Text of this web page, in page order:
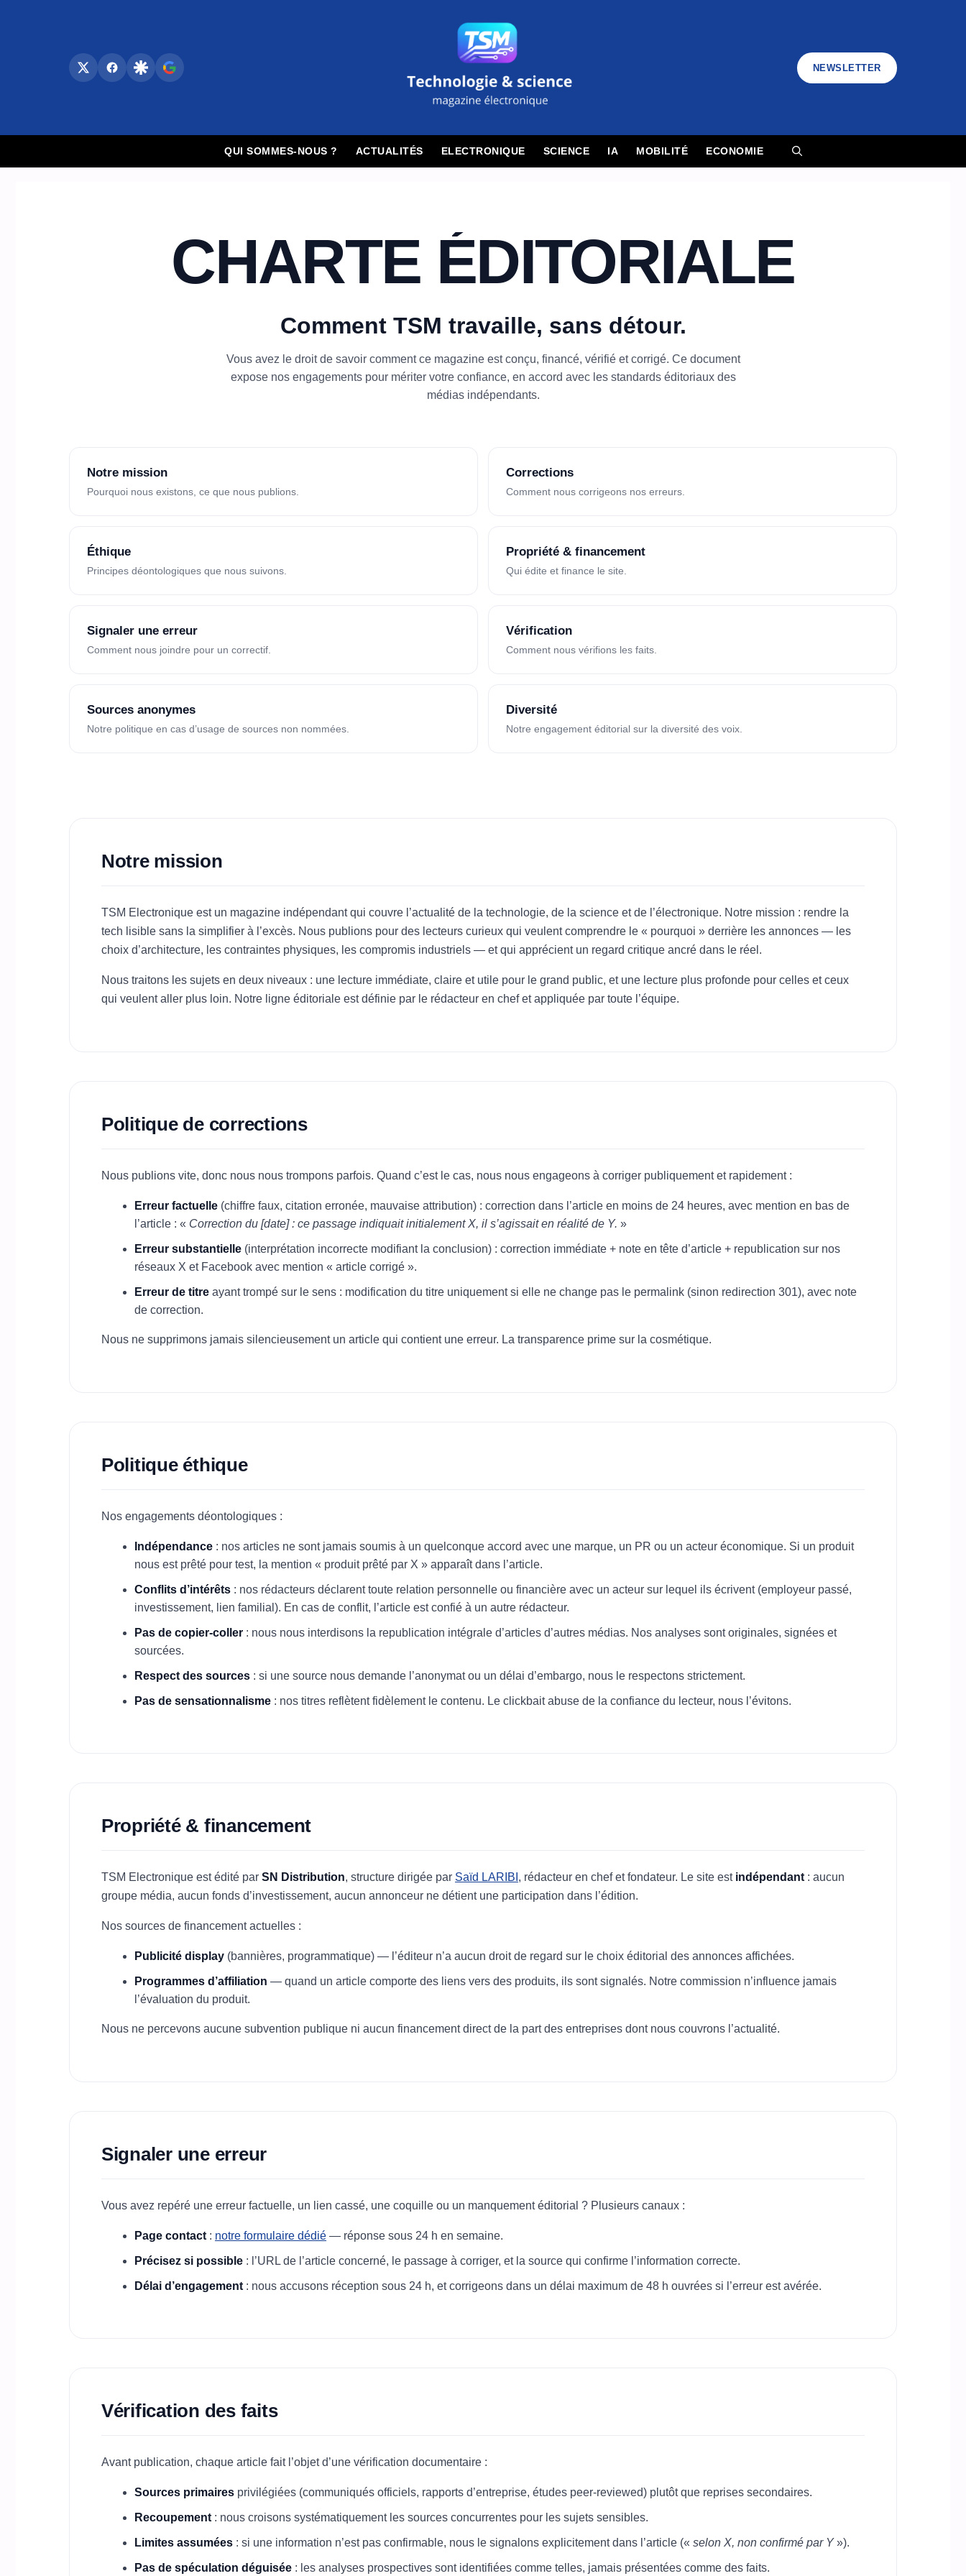
NEWSLETTER
QUI SOMMES-NOUS ? ACTUALITÉS ELECTRONIQUE SCIENCE IA MOBILITÉ ECONOMIE
CHARTE ÉDITORIALE
Comment TSM travaille, sans détour.
Vous avez le droit de savoir comment ce magazine est conçu, financé, vérifié et corrigé. Ce document
expose nos engagements pour mériter votre confiance, en accord avec les standards éditoriaux des
médias indépendants.
Notre mission
Pourquoi nous existons, ce que nous publions.
Corrections
Comment nous corrigeons nos erreurs.
Éthique
Principes déontologiques que nous suivons.
Propriété & financement
Qui édite et finance le site.
Signaler une erreur
Comment nous joindre pour un correctif.
Vérification
Comment nous vérifions les faits.
Sources anonymes
Notre politique en cas d’usage de sources non nommées.
Diversité
Notre engagement éditorial sur la diversité des voix.
Notre mission
TSM Electronique est un magazine indépendant qui couvre l’actualité de la technologie, de la science et de l’électronique. Notre mission : rendre la
tech lisible sans la simplifier à l’excès. Nous publions pour des lecteurs curieux qui veulent comprendre le « pourquoi » derrière les annonces — les
choix d’architecture, les contraintes physiques, les compromis industriels — et qui apprécient un regard critique ancré dans le réel.
Nous traitons les sujets en deux niveaux : une lecture immédiate, claire et utile pour le grand public, et une lecture plus profonde pour celles et ceux
qui veulent aller plus loin. Notre ligne éditoriale est définie par le rédacteur en chef et appliquée par toute l’équipe.
Politique de corrections
Nous publions vite, donc nous nous trompons parfois. Quand c’est le cas, nous nous engageons à corriger publiquement et rapidement :
Erreur factuelle (chiffre faux, citation erronée, mauvaise attribution) : correction dans l’article en moins de 24 heures, avec mention en bas de
l’article : « Correction du [date] : ce passage indiquait initialement X, il s’agissait en réalité de Y. »
Erreur substantielle (interprétation incorrecte modifiant la conclusion) : correction immédiate + note en tête d’article + republication sur nos
réseaux X et Facebook avec mention « article corrigé ».
Erreur de titre ayant trompé sur le sens : modification du titre uniquement si elle ne change pas le permalink (sinon redirection 301), avec note
de correction.
Nous ne supprimons jamais silencieusement un article qui contient une erreur. La transparence prime sur la cosmétique.
Politique éthique
Nos engagements déontologiques :
Indépendance : nos articles ne sont jamais soumis à un quelconque accord avec une marque, un PR ou un acteur économique. Si un produit
nous est prêté pour test, la mention « produit prêté par X » apparaît dans l’article.
Conflits d’intérêts : nos rédacteurs déclarent toute relation personnelle ou financière avec un acteur sur lequel ils écrivent (employeur passé,
investissement, lien familial). En cas de conflit, l’article est confié à un autre rédacteur.
Pas de copier-coller : nous nous interdisons la republication intégrale d’articles d’autres médias. Nos analyses sont originales, signées et
sourcées.
Respect des sources : si une source nous demande l’anonymat ou un délai d’embargo, nous le respectons strictement.
Pas de sensationnalisme : nos titres reflètent fidèlement le contenu. Le clickbait abuse de la confiance du lecteur, nous l’évitons.
Propriété & financement
TSM Electronique est édité par SN Distribution, structure dirigée par Saïd LARIBI , rédacteur en chef et fondateur. Le site est indépendant : aucun
groupe média, aucun fonds d’investissement, aucun annonceur ne détient une participation dans l’édition.
Nos sources de financement actuelles :
Publicité display (bannières, programmatique) — l’éditeur n’a aucun droit de regard sur le choix éditorial des annonces affichées.
Programmes d’affiliation — quand un article comporte des liens vers des produits, ils sont signalés. Notre commission n’influence jamais
l’évaluation du produit.
Nous ne percevons aucune subvention publique ni aucun financement direct de la part des entreprises dont nous couvrons l’actualité.
Signaler une erreur
Vous avez repéré une erreur factuelle, un lien cassé, une coquille ou un manquement éditorial ? Plusieurs canaux :
Page contact : notre formulaire dédié — réponse sous 24 h en semaine.
Précisez si possible : l’URL de l’article concerné, le passage à corriger, et la source qui confirme l’information correcte.
Délai d’engagement : nous accusons réception sous 24 h, et corrigeons dans un délai maximum de 48 h ouvrées si l’erreur est avérée.
Vérification des faits
Avant publication, chaque article fait l’objet d’une vérification documentaire :
Sources primaires privilégiées (communiqués officiels, rapports d’entreprise, études peer-reviewed) plutôt que reprises secondaires.
Recoupement : nous croisons systématiquement les sources concurrentes pour les sujets sensibles.
Limites assumées : si une information n’est pas confirmable, nous le signalons explicitement dans l’article (« selon X, non confirmé par Y»).
Pas de spéculation déguisée : les analyses prospectives sont identifiées comme telles, jamais présentées comme des faits.